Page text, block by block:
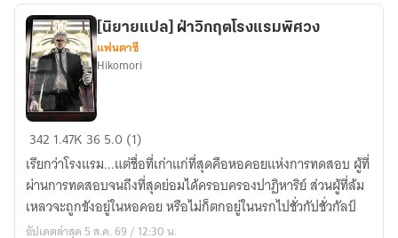
[นิยาย
แปล]
ฝ่า
วิกฤต
โรงแรม
[นิยายแปล] ฝ่าวิกฤตโรงแรมพิศวง
แฟนตาซี
Hikomori
342 1.47K 365.0 (1)
เรียกว่าโรงแรม...แต่ชื่อที่เก่าแก่ที่สุดคือหอคอยแห่งการทดสอบ ผู้ที่
ผ่านการทดสอบจนถึงที่สุดย่อมได้ครอบครองปาฏิหาริย์ ส่วนผู้ที่ล้ม
เหลวจะถูกขังอยู่ในหอคอย หรือไม่ก็ตกอยู่ในนรกไปชั่วกัปชั่วกัลป์
อัปเดตล่าสุด 5 ส.ค. 69 / 12:30 น.